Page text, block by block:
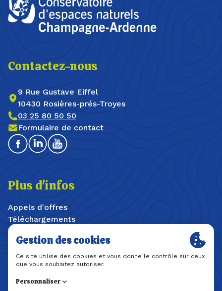
Contactez-nous
9 Rue Gustave Eiffel
10430 Rosières-prés-Troyes
03 25 80 50 50
Formulaire de contact
FacebookLinkedinYoutube
Plus d'infos
Appels d'offres
Téléchargements
Offres d'emploi / stages
Plan du site
Mentions légales